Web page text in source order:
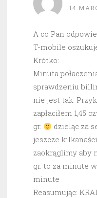
14
A co Pan
T-mobile
Krótko:
Minuta
sprawdzeniu
nie jest tak.
zapłaciłem 1,45
gr.
dzieląc za
jeszcze
zaokrąglimy aby
gr. to za minute
minute
Reasumując: